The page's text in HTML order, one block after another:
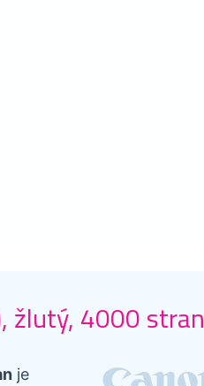
žlutý, 4000 stran
je